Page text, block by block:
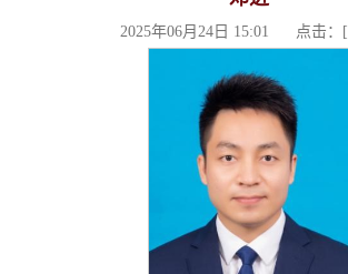
2025年06月24日 15:01 点击：[